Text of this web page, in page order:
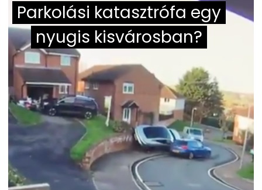
Parkolási katasztrófa egy
nyugis kisvárosban?